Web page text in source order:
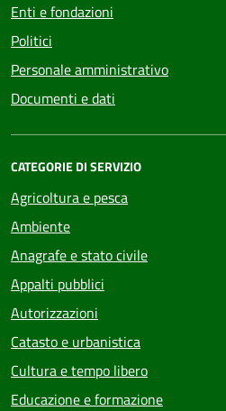
Enti e fondazioni
Politici
Personale amministrativo
Documenti e dati
CATEGORIE DI SERVIZIO
Agricoltura e pesca
Ambiente
Anagrafe e stato civile
Appalti pubblici
Autorizzazioni
Catasto e urbanistica
Cultura e tempo libero
Educazione e formazione